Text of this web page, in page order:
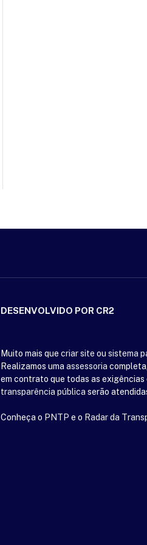
DESENVOLVIDO POR CR2
Muito mais que criar site ou sistema
Realizamos uma assessoria
em contrato que todas as exigências
transparência pública serão
Conheça o PNTP e o Radar da